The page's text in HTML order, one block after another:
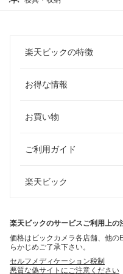
楽天ビックの特徴
お得な情報
お買い物
ご利用ガイド
楽天ビック
楽天ビックのサービスご利用上の
価格はビックカメラ各店舗、他
らかじめご了承下さい。
セルフメディケーション税制
悪質な偽サイトにご注意ください